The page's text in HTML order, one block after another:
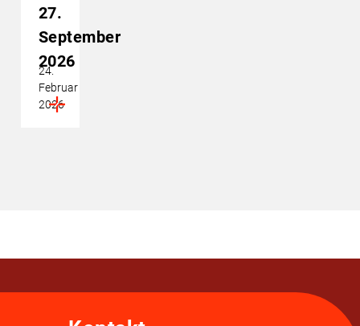
27.
September
2026
24.
Februar
2026